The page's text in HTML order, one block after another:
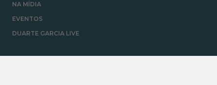
NA MÍDIA
EVENTOS
DUARTE GARCIA LIVE